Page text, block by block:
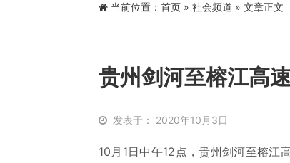
当前位置： 首页 » 社会频道 » 文章正文
贵州剑河至榕江高
发表于： 2020年10月3日
10月1日中午12点，贵州剑河至榕江